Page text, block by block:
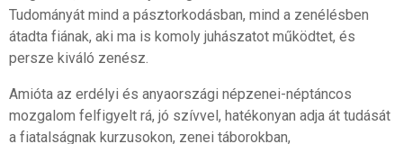
Tudományát mind a pásztorkodásban, mind a zenélésben
átadta fiának, aki ma is komoly juhászatot működtet, és
persze kiváló zenész.
Amióta az erdélyi és anyaországi népzenei-néptáncos
mozgalom felfigyelt rá, jó szívvel, hatékonyan adja át tudását
a fiatalságnak kurzusokon, zenei táborokban,